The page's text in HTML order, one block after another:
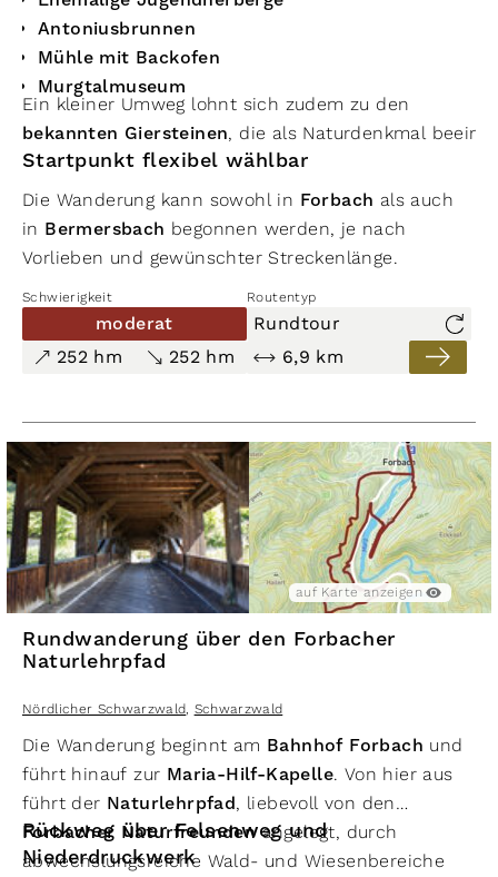
Antoniusbrunnen
Mühle mit Backofen
Murgtalmuseum
Ein kleiner Umweg lohnt sich zudem zu den
bekannten Giersteinen, die als Naturdenkmal
Startpunkt flexibel wählbar
Die Wanderung kann sowohl in Forbach als auch
in Bermersbach begonnen werden, je nach
Vorlieben und gewünschter Streckenlänge.
Schwierigkeit Routentyp
moderat
Rundtour
252 hm
252 hm 6,9 km
auf Karte anzeigen
Rundwanderung über den Forbacher
Naturlehrpfad
Nördlicher Schwarzwald Schwarzwald
Die Wanderung beginnt am Bahnhof Forbach und
führt hinauf zur Maria-Hilf-Kapelle. Von hier aus
führt der Naturlehrpfad, liebevoll von den
Forbacher Naturfreundenangelegt, durch
abwechslungsreiche Wald- und Wiesenbereiche
Rückweg über Felsenweg und
Niederdruckwerk